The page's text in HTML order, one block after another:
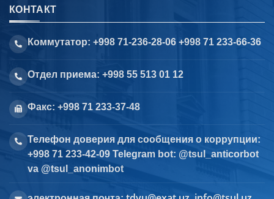
КОНТАКТ
Коммутатор: +998 71-236-28-06 +998 71 233-66-36
Отдел приема: +998 55 513 01 12
Факс: +998 71 233-37-48
Телефон доверия для сообщения о коррупции:
+998 71 233-42-09 Telegram bot: @tsul_anticorbot
va @tsul_anonimbot